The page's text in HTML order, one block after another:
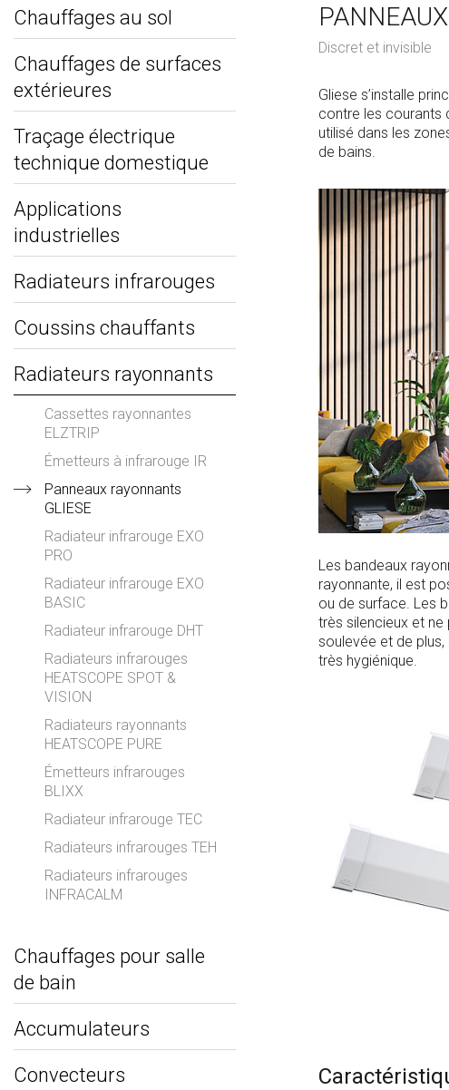
Chauffages au sol
Chauffages de surfaces
extérieures
Traçage électrique
technique domestique
Applications
industrielles
Radiateurs infrarouges
Coussins chauffants
Radiateurs rayonnants
Cassettes rayonnantes
ELZTRIP
Émetteurs à infrarouge IR
Panneaux rayonnants
GLIESE
Radiateur infrarouge EXO
PRO
Radiateur infrarouge EXO
BASIC
Radiateur infrarouge DHT
Radiateurs infrarouges
HEATSCOPE SPOT &
VISION
Radiateurs rayonnants
HEATSCOPE PURE
Émetteurs infrarouges
BLIXX
Radiateur infrarouge TEC
Radiateurs infrarouges TEH
Radiateurs infrarouges
INFRACALM
Chauffages pour salle
de bain
Accumulateurs
Convecteurs
Discret et invisible
Gliese s’installe
contre les courants
utilisé dans les
de bains.
Les bandeaux
rayonnante, il est
ou de surface. Les
très silencieux et ne
soulevée et de
très hygiénique.